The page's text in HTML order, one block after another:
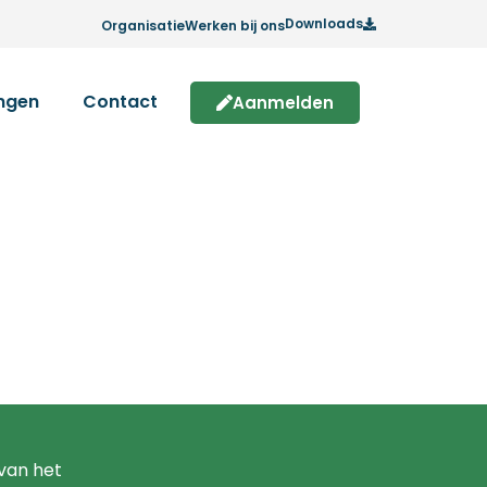
OrganisatieWerken bij onsDownloads
Contact Aanmelden
het